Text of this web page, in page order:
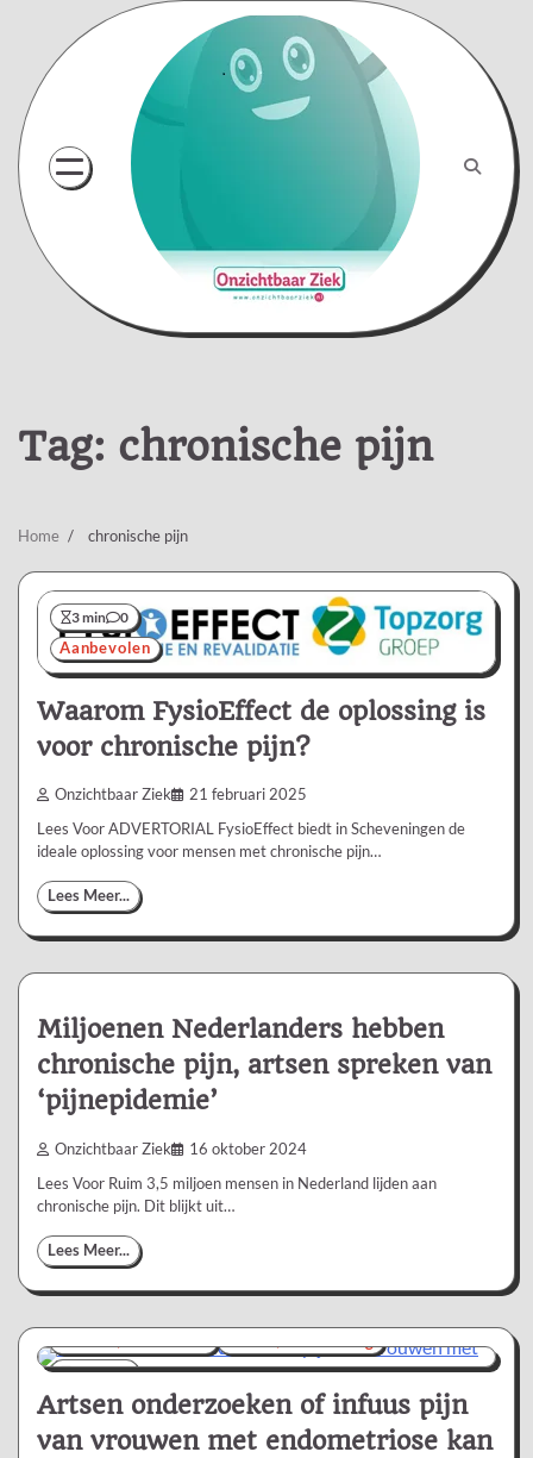
content
Tag: chronische pijn
Home chronische pijn
3 min 0
Aanbevolen
Waarom FysioEffect de oplossing is
voor chronische pijn?
Onzichtbaar Ziek 21 februari 2025
Lees Voor ADVERTORIAL FysioEffect biedt in Scheveningen de
ideale oplossing voor mensen met chronische pijn…
Lees Meer...
Miljoenen Nederlanders hebben
chronische pijn, artsen spreken van
‘pijnepidemie’
Onzichtbaar Ziek 16 oktober 2024
Lees Voor Ruim 3,5 miljoen mensen in Nederland lijden aan
chronische pijn. Dit blijkt uit…
Lees Meer...
1 min 0
Nieuws/Informatie Ziekte/Aandoening
Artsen onderzoeken of infuus pijn
van vrouwen met endometriose kan